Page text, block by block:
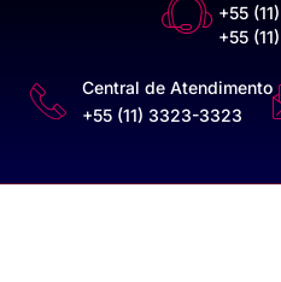
+55
+55
Central de Atendimento
+55 (11) 3323-3323